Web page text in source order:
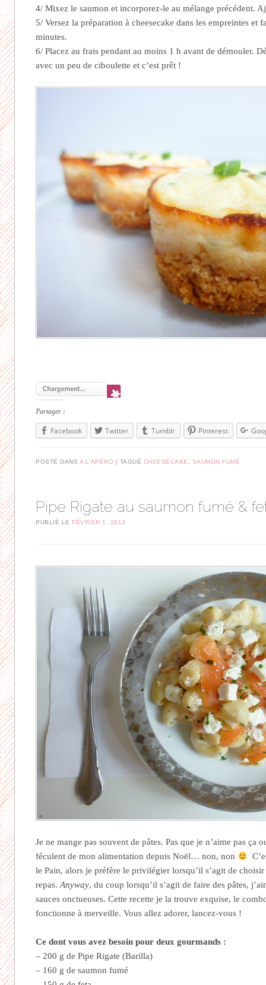
4/ Mixez le saumon et incorporez-le au mélange précédent.
5/ Versez la préparation à cheesecake dans les empreintes et
minutes.
6/ Placez au frais pendant au moins 1 h avant de démouler.
avec un peu de ciboulette et c’est prêt !
Partager :
Facebook Twitter Tumblr Pinterest
POSTÉ DANS A L'APÉRO TAGUÉ CHEESECAKE , SAUMON FUMÉ
Pipe Rigate au saumon fumé &
PUBLIÉ LE FÉVRIER 1, 2013
Je ne mange pas souvent de pâtes. Pas que je n’aime pas ça
féculent de mon alimentation depuis Noël… non, non
le Pain, alors je préfère le privilégier lorsqu’il s’agit de
repas.Anyway, du coup lorsqu’il s’agit de faire des pâtes,
sauces onctueuses. Cette recette je la trouve exquise, le
fonctionne à merveille. Vous allez adorer, lancez-vous !
Ce dont vous avez besoin pour deux gourmands :
– 200 g de Pipe Rigate (Barilla)
– 160 g de saumon fumé